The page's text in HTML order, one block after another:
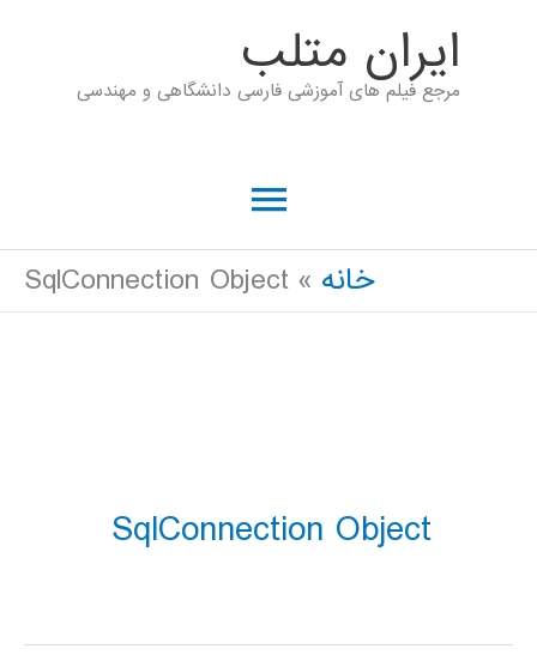
ايران متلب
مرجع فیلم های آموزشی فارسی دانشگاهی و مهندسی
فهرست
اصلی
خانه SqlConnection Object
SqlConnection Object